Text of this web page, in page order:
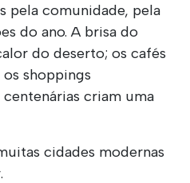
pela comunidade, pela
do ano. A brisa do
do deserto; os cafés
shoppings
criam uma
cidades modernas